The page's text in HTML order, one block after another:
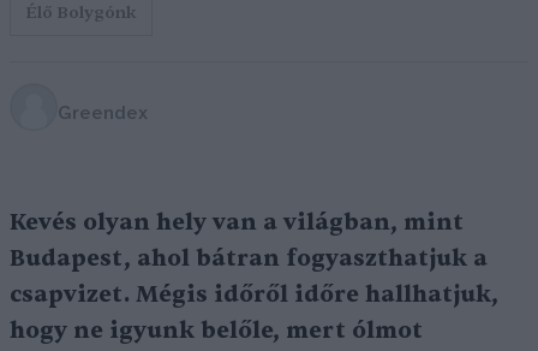
Élő Bolygónk
Greendex
Kevés olyan hely van a világban, mint
Budapest, ahol bátran fogyaszthatjuk a
csapvizet. Mégis időről időre hallhatjuk,
hogy ne igyunk belőle, mert ólmot